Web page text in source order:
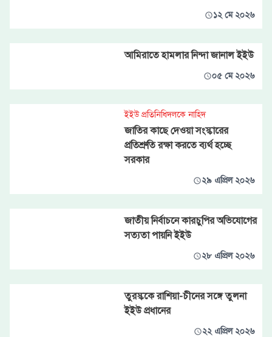
১২ মে ২০২৬
আমিরাতে হামলার নিন্দা জানাল ইইউ
০৫ মে ২০২৬
ইইউ প্রতিনিধিদলকে নাহিদ
জাতির কাছে দেওয়া সংস্কারের
প্রতিশ্রুতি রক্ষা করতে ব্যর্থ হচ্ছে
সরকার
২৯ এপ্রিল ২০২৬
জাতীয় নির্বাচনে কারচুপির অভিযোগের
সত্যতা পায়নি ইইউ
২৮ এপ্রিল ২০২৬
তুরস্ককে রাশিয়া-চীনের সঙ্গে তুলনা
ইইউ প্রধানের
২২ এপ্রিল ২০২৬